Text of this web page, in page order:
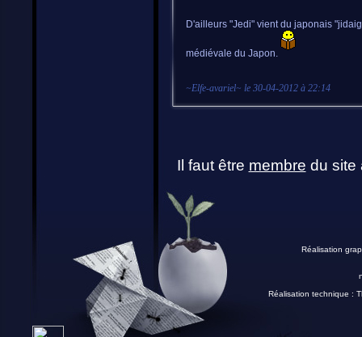
D'ailleurs "Jedi" vient du japonais
médiévale du Japon.
~Elfe-avariel~ le 30-04-2012 à 22:14
Il faut être membre du site
Réalisation
Réalisation technique :